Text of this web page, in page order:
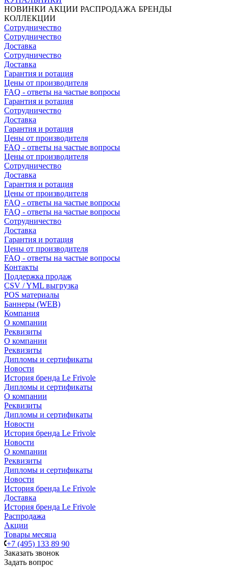
НОВИНКИ АКЦИИ РАСПРОДАЖА БРЕНДЫ
КОЛЛЕКЦИИ
Сотрудничество
Сотрудничество
Доставка
Сотрудничество
Доставка
Гарантия и ротация
Цены от производителя
FAQ - ответы на частые вопросы
Гарантия и ротация
Сотрудничество
Доставка
Гарантия и ротация
Цены от производителя
FAQ - ответы на частые вопросы
Цены от производителя
Сотрудничество
Доставка
Гарантия и ротация
Цены от производителя
FAQ - ответы на частые вопросы
FAQ - ответы на частые вопросы
Сотрудничество
Доставка
Гарантия и ротация
Цены от производителя
FAQ - ответы на частые вопросы
Контакты
Поддержка продаж
CSV / YML выгрузка
POS материалы
Баннеры (WEB)
Компания
О компании
Реквизиты
О компании
Реквизиты
Дипломы и сертификаты
Новости
История бренда Le Frivole
Дипломы и сертификаты
О компании
Реквизиты
Дипломы и сертификаты
Новости
История бренда Le Frivole
Новости
О компании
Реквизиты
Дипломы и сертификаты
Новости
История бренда Le Frivole
Доставка
История бренда Le Frivole
Распродажа
Акции
Товары месяца
+7 (495) 133 89 90
Заказать звонок
Задать вопрос